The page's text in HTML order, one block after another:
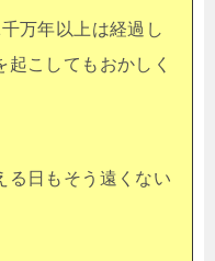
万年以上は経過し
こしてもおかしく
る日もそう遠くない